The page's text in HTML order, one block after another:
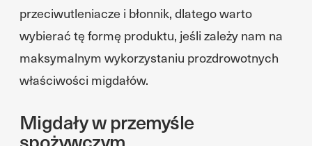
przeciwutleniacze i błonnik, dlatego warto
wybierać tę formę produktu, jeśli zależy nam na
maksymalnym wykorzystaniu prozdrowotnych
właściwości migdałów.
Migdały w przemyśle
spożywczym